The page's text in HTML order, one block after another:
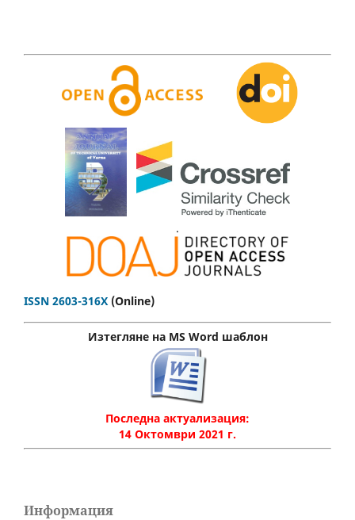
.
ISSN 2603-316X (Online)
Изтегляне на MS Word шаблон
Последна актуализация:
14 Октомври 2021 г.
Информация